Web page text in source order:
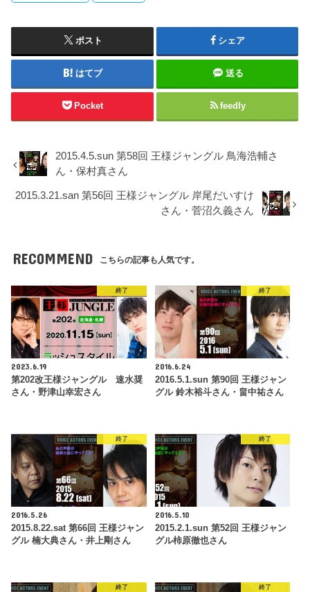
ポスト シェア
はてブ 送る
Pocket feedly
2015.4.5.sun 第58回 王様ジャングル 鳥海浩輔さ
ん・保村真さん
2015.3.21.san 第56回 王様ジャングル 岸尾だいすけ
さん・菅沼久義さん
RECOMMEND こちらの記事も人気です。
終了
2023.6.19
第202改王様ジャングル 速水奨
さん・野津山幸宏さん
終了
2016.6.24
2016.5.1.sun 第90回 王様ジャン
グル 鈴木裕斗さん・畠中祐さん
終了
2016.5.26
2015.8.22.sat 第66回 王様ジャン
グル 楠大典さん・井上剛さん
終了
2016.5.10
2015.2.1.sun 第52回 王様ジャン
グル柿原徹也さん
終了 終了